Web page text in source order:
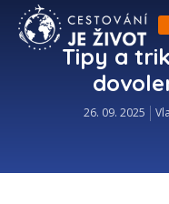
Tipy a
26. 09. 2025